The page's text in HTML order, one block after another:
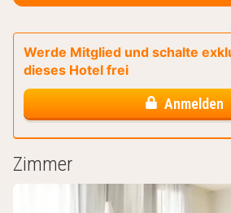
Werde Mitglied und schalte
dieses Hotel frei
Anmelden
Zimmer